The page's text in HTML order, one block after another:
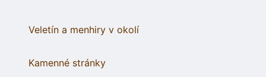
Veletín a menhiry v okolí
Kamenné stránky